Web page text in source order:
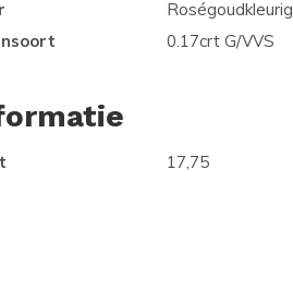
Roségoudkleurig
0.17crt G/VVS
17,75